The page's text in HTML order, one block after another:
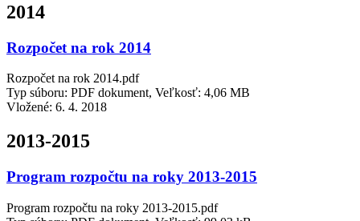
2014
Rozpočet na rok 2014
Rozpočet na rok 2014.pdf
Typ súboru: PDF dokument, Veľkosť: 4,06 MB
Vložené: 6. 4. 2018
2013-2015
Program rozpočtu na roky 2013-2015
Program rozpočtu na roky 2013-2015.pdf